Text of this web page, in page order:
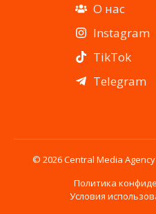
О нас
Instagram
TikTok
Telegram
© 2026 Central Media
Политика
Условия